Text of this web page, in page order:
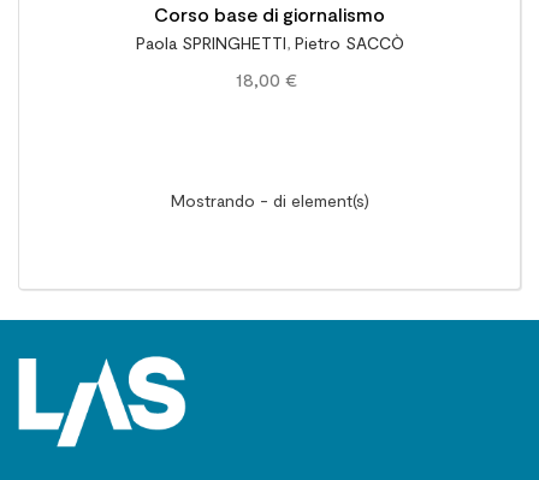
Corso base di giornalismo
Paola SPRINGHETTI, Pietro SACCÒ
18,00 €
Mostrando - di element(s)